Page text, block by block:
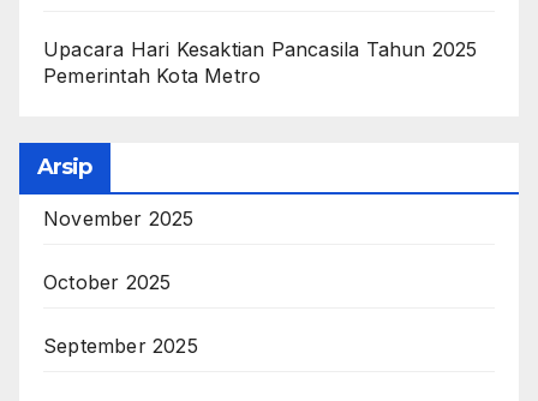
Upacara Hari Kesaktian Pancasila Tahun 2025
Pemerintah Kota Metro
Arsip
November 2025
October 2025
September 2025